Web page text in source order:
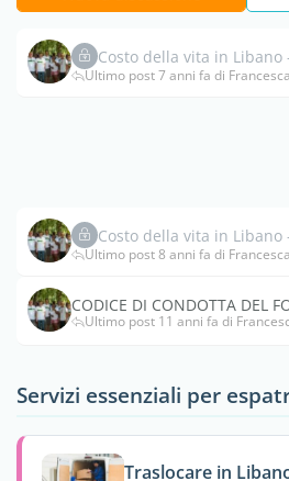
Costo della vita in Libano
Ultimo post 7 anni fa di Francesca
Costo della vita in Libano
Ultimo post 8 anni fa di Francesca
CODICE DI CONDOTTA DEL
Ultimo post 11 anni fa di
Servizi essenziali per
Traslocare in